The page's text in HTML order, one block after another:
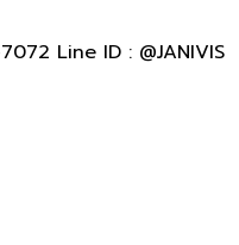
Line ID : @JANIVIS